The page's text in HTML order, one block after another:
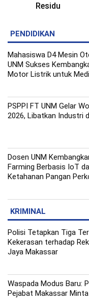
Residu
PENDIDIKAN
Mahasiswa D4 Mesin
UNM Sukses
Motor Listrik untuk
PSPPI FT UNM Gelar
2026, Libatkan Industri
Dosen UNM
Farming Berbasis IoT
Ketahanan Pangan
KRIMINAL
Polisi Tetapkan Tiga
Kekerasan terhadap
Jaya Makassar
Waspada Modus Baru:
Pejabat Makassar